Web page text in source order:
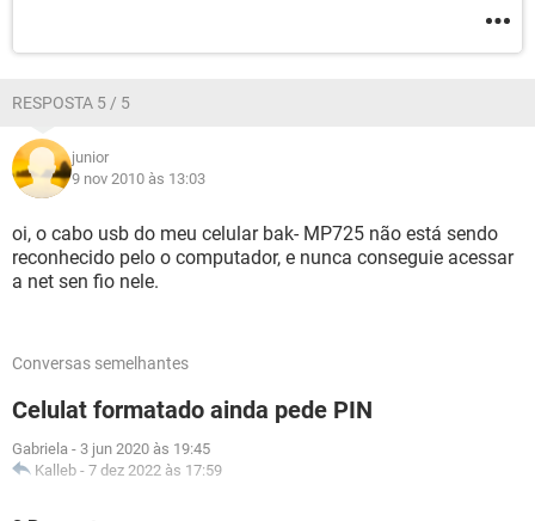
RESPOSTA 5 / 5
junior
9 nov 2010 às 13:03
oi, o cabo usb do meu celular bak- MP725 não está sendo
reconhecido pelo o computador, e nunca conseguie acessar
a net sen fio nele.
Conversas semelhantes
Celulat formatado ainda pede PIN
Gabriela - 3 jun 2020 às 19:45
Kalleb - 7 dez 2022 às 17:59